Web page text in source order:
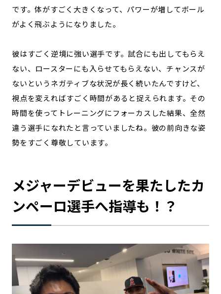
です。体がすごく大きくなって、パワーが増してボール
がよく飛ぶようになりました。
彼はすごく逆境に強い選手です。試合にも出してもらえ
ない、ロースターにも入らせてもらえない、チャンスが
ないというネガティブな状況が長く続いたんですけど、
視点を変えればすごく時間があると捉えられます。その
時間を使ってトレーニングにフォーカスした結果、全然
違う選手になれたと言っていましたね。彼の前向きな姿
勢をすごく尊敬しています。
メジャーデビューを果たしたカ
ンペーロ選手へ指導も！？